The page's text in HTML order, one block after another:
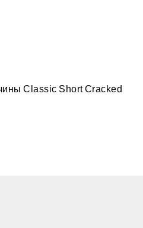
Classic Short Cracked